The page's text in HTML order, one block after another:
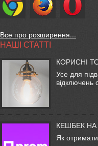
Все про розширення...
НАШІ СТАТТІ
КОРИСНІ
Усе для
відключень
КЕШБЕК НА
Як